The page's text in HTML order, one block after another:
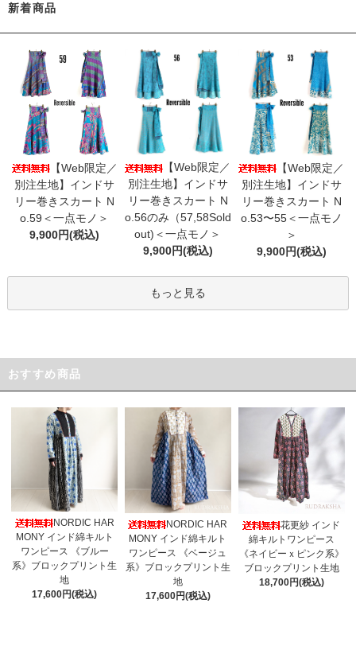
新着商品
【Web限定／
別注生地】インドサ
リー巻きスカート N
o.59＜一点モノ＞
9,900円(税込)
【Web限定／
別注生地】インドサ
リー巻きスカート N
o.56のみ（57,58Sold
out)＜一点モノ＞
9,900円(税込)
【Web限定／
別注生地】インドサ
リー巻きスカート N
o.53〜55＜一点モノ
＞
9,900円(税込)
もっと見る
おすすめ商品
NORDIC HAR
MONY インド綿キルト
ワンピース 《ブルー
系》ブロックプリント生
地
17,600円(税込)
NORDIC HAR
MONY インド綿キルト
ワンピース 《ベージュ
系》ブロックプリント生
地
17,600円(税込)
花更紗 インド
綿キルトワンピース
《ネイビーｘピンク系》
ブロックプリント生地
18,700円(税込)